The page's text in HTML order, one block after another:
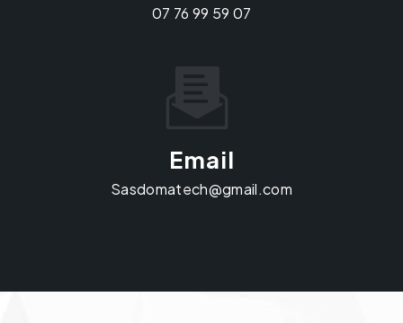
07 76 99 59 07
Email
sasdomatech@gmail.com